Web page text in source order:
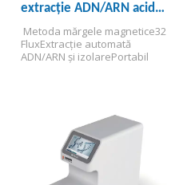
extracție ADN/ARN acid
nucleic AU1001S
Metoda mărgele magnetice32
FluxExtracție automată
ADN/ARN și izolarePortabil